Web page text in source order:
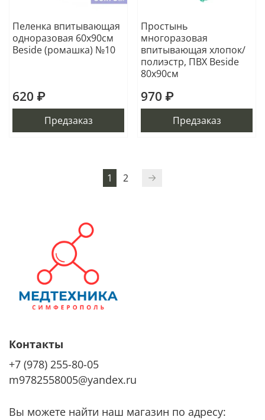
Пеленка впитывающая
одноразовая 60х90см
Beside (ромашка) №10
620 ₽
Предзаказ
Простынь
многоразовая
впитывающая хлопок/
полиэстр, ПВХ Beside
80х90см
970 ₽
Предзаказ
1 2
Контакты
+7 (978) 255-80-05
m9782558005@yandex.ru
Вы можете найти наш магазин по адресу: